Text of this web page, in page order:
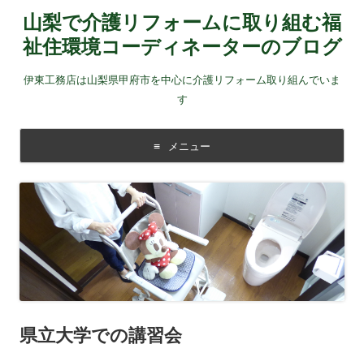
山梨で介護リフォームに取り組む福
祉住環境コーディネーターのブログ
伊東工務店は山梨県甲府市を中心に介護リフォーム取り組んでいま
す
メニュー
コンテンツに移動する
県立大学での講習会